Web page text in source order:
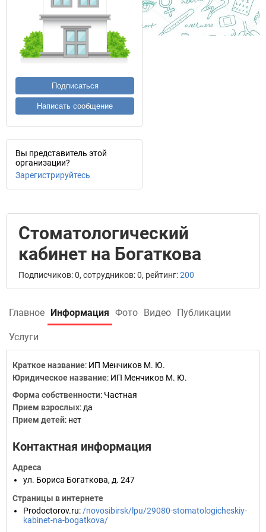
Подписаться
Написать сообщение
Вы представитель этой
организации?
Зарегистрируйтесь
Стоматологический
кабинет на Богаткова
Подписчиков: 0, сотрудников: 0, рейтинг:200
Главное Информация Фото Видео Публикации
Услуги
Краткое название: ИП Менчиков М. Ю.
Юридическое название: ИП Менчиков М. Ю.
Форма собственности: Частная
Прием взрослых: да
Прием детей: нет
Контактная информация
Адреса
ул. Бориса Богаткова, д. 247
Страницы в интернете
Prodoctorov.ru: /novosibirsk/lpu/29080-stomatologicheskiy-
kabinet-na-bogatkova/